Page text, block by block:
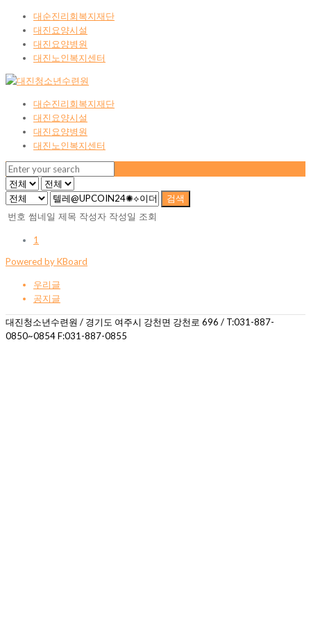
대순진리회복지재단
대진요양시설
대진요양병원
대진노인복지센터
대순진리회복지재단
대진요양시설
대진요양병원
대진노인복지센터
검색
번호 썸네일 제목 작성자 작성일 조회
1
Powered by KBoard
우리글
공지글
대진청소년수련원 / 경기도 여주시 강천면 강천로 696 / T:031-887-
0850~0854 F:031-887-0855